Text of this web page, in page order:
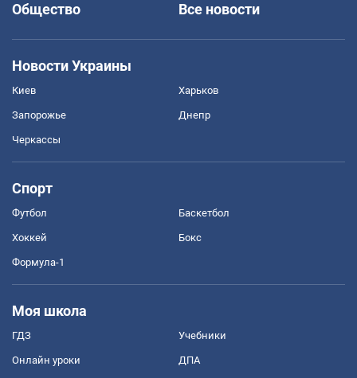
Общество
Все новости
Новости Украины
Киев Харьков
Запорожье Днепр
Черкассы
Спорт
Футбол Баскетбол
Хоккей Бокс
Формула-1
Моя школа
ГДЗ Учебники
Онлайн уроки ДПА